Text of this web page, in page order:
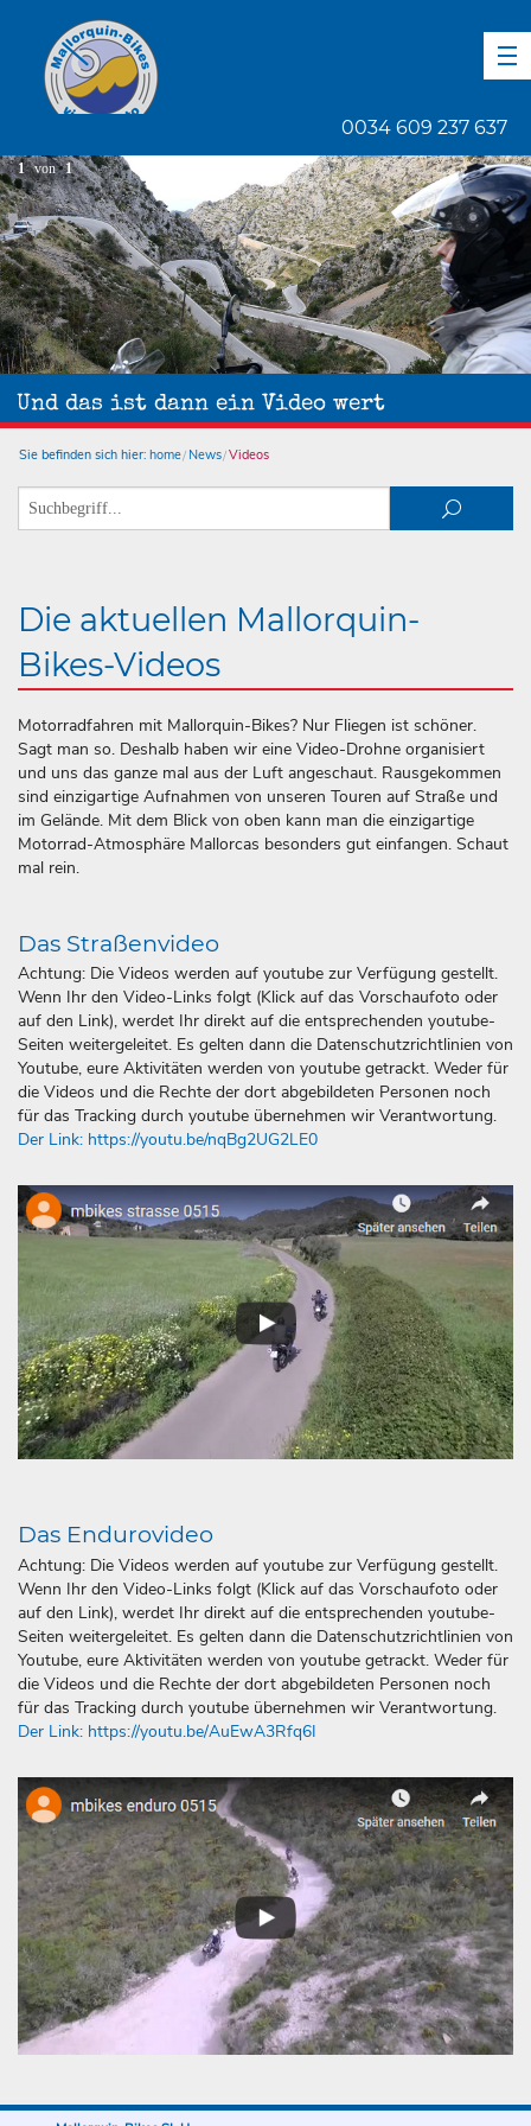
0034 609 237 637
Und das ist dann ein Video wert
1 von 1
Sie befinden sich hier: home News Videos
Die aktuellen Mallorquin-
Bikes-Videos
Motorradfahren mit Mallorquin-Bikes? Nur Fliegen ist schöner.
Sagt man so. Deshalb haben wir eine Video-Drohne organisiert
und uns das ganze mal aus der Luft angeschaut. Rausgekommen
sind einzigartige Aufnahmen von unseren Touren auf Straße und
im Gelände. Mit dem Blick von oben kann man die einzigartige
Motorrad-Atmosphäre Mallorcas besonders gut einfangen. Schaut
mal rein.
Das Straßenvideo
Achtung: Die Videos werden auf youtube zur Verfügung gestellt.
Wenn Ihr den Video-Links folgt (Klick auf das Vorschaufoto oder
auf den Link), werdet Ihr direkt auf die entsprechenden youtube-
Seiten weitergeleitet. Es gelten dann die Datenschutzrichtlinien von
Youtube, eure Aktivitäten werden von youtube getrackt. Weder für
die Videos und die Rechte der dort abgebildeten Personen noch
für das Tracking durch youtube übernehmen wir Verantwortung.
Der Link: https://youtu.be/nqBg2UG2LE0
Das Endurovideo
Achtung: Die Videos werden auf youtube zur Verfügung gestellt.
Wenn Ihr den Video-Links folgt (Klick auf das Vorschaufoto oder
auf den Link), werdet Ihr direkt auf die entsprechenden youtube-
Seiten weitergeleitet. Es gelten dann die Datenschutzrichtlinien von
Youtube, eure Aktivitäten werden von youtube getrackt. Weder für
die Videos und die Rechte der dort abgebildeten Personen noch
für das Tracking durch youtube übernehmen wir Verantwortung.
Der Link: https://youtu.be/AuEwA3Rfq6I